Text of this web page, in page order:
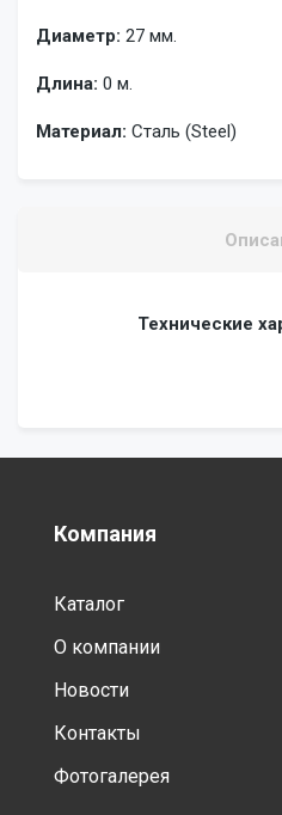
Диаметр: 27 мм.
Длина: 0 м.
Материал: Сталь (Steel)
Технические
Компания
Каталог
О компании
Новости
Контакты
Фотогалерея